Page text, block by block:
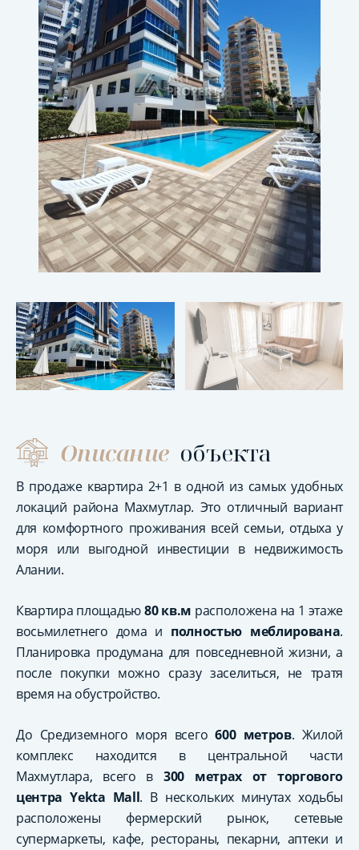
Описание объекта
В продаже квартира 2+1 в одной из самых удобных
локаций района Махмутлар. Это отличный вариант
для комфортного проживания всей семьи, отдыха у
моря или выгодной инвестиции в недвижимость
Алании.
Квартира площадью80 кв.м расположена на 1 этаже
восьмилетнего дома и полностью меблирована.
Планировка продумана для повседневной жизни, а
после покупки можно сразу заселиться, не тратя
время на обустройство.
До Средиземного моря всего600 метров. Жилой
комплекс находится в центральной части
Махмутлара, всего в 300 метрах от торгового
центра Yekta Mall. В нескольких минутах ходьбы
расположены фермерский рынок, сетевые
супермаркеты, кафе, рестораны, пекарни, аптеки и